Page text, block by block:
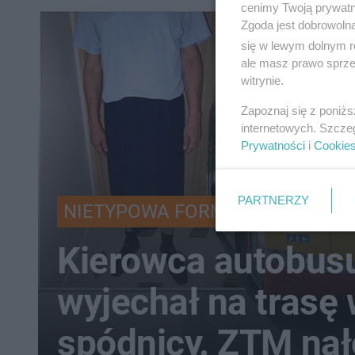
NIETYPOWA FORMA BUNTU
Kierowca
wyjechał na trasę
spódnicy. ZTM
cenimy Twoją
Zgoda jest
się w lewym dolnym
ale masz prawo
witrynie.
Zapoznaj się z
internetowych.
Prywatności i Cookies
PARTNERZY